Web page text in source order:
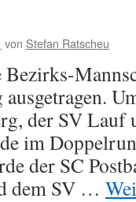
von Stefan Ratscheu
der SV Lauf
im
der SC
dem SV …